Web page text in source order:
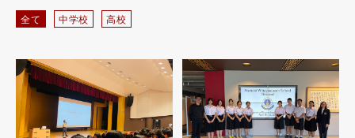
全て 中学校 高校